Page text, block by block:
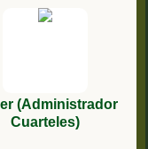
(Administrador
Cuarteles)